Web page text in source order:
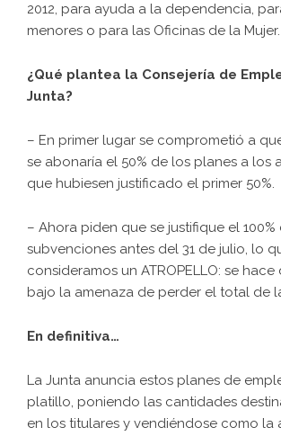
2012, para ayuda a la dependencia,
menores o para las Oficinas de la Mujer.
¿Qué plantea la Consejería de
Junta?
– En primer lugar se comprometió a
se abonaría el 50% de los planes a los
que hubiesen justificado el primer 50%.
– Ahora piden que se justifique el 100%
subvenciones antes del 31 de julio, lo
consideramos un ATROPELLO: se
bajo la amenaza de perder el total de
En definitiva…
La Junta anuncia estos planes de
platillo, poniendo las cantidades
en los titulares y vendiéndose como la